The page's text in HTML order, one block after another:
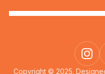
Copyright © 2025.